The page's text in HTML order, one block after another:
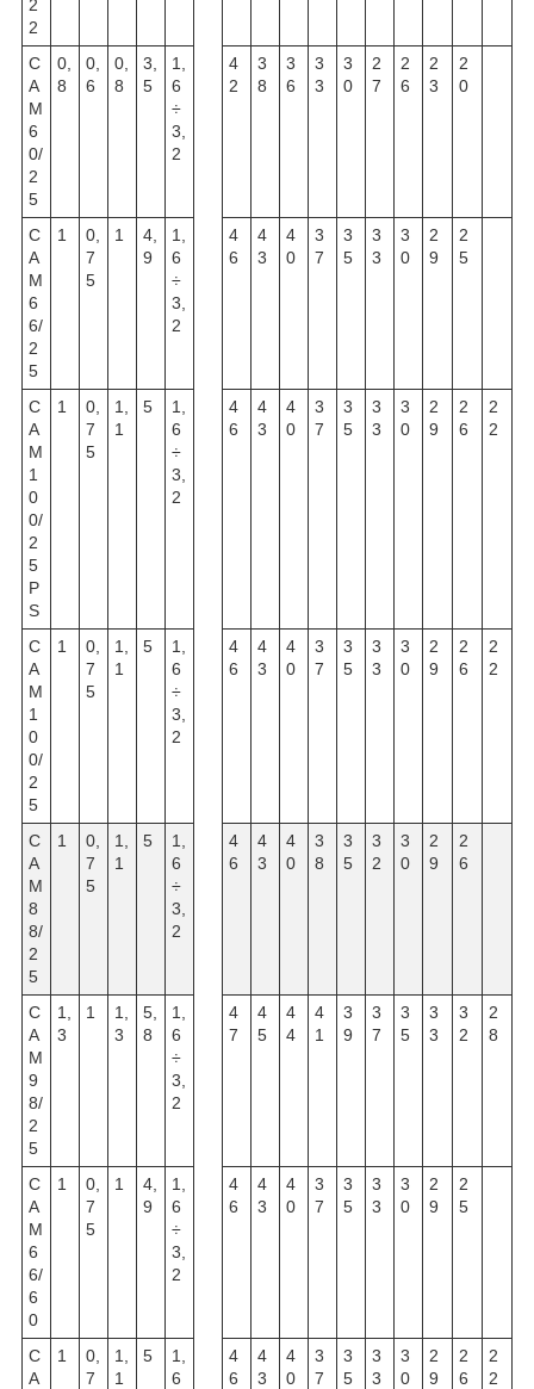
2
2
C
A
M
6
0/
2
5
0,
8
0,
6
0,
8
3,
5
1,
6
÷
3,
2
4
2
3
8
3
6
3
3
3
0
2
7
2
6
2
3
2
0
C
A
M
6
6/
2
5
1
0,
7
5
1
4,
9
1,
6
÷
3,
2
4
6
4
3
4
0
3
7
3
5
3
3
3
0
2
9
2
5
C
A
M
1
0
0/
2
5
P
S
1
0,
7
5
1,
1
5
1,
6
÷
3,
2
4
6
4
3
4
0
3
7
3
5
3
3
3
0
2
9
2
6
2
2
C
A
M
1
0
0/
2
5
1
0,
7
5
1,
1
5
1,
6
÷
3,
2
4
6
4
3
4
0
3
7
3
5
3
3
3
0
2
9
2
6
2
2
C
A
M
8
8/
2
5
1
0,
7
5
1,
1
5
1,
6
÷
3,
2
4
6
4
3
4
0
3
8
3
5
3
2
3
0
2
9
2
6
C
A
M
9
8/
2
5
1,
3
1
1,
3
5,
8
1,
6
÷
3,
2
4
7
4
5
4
4
4
1
3
9
3
7
3
5
3
3
3
2
2
8
C
A
M
6
6/
6
0
1
0,
7
5
1
4,
9
1,
6
÷
3,
2
4
6
4
3
4
0
3
7
3
5
3
3
3
0
2
9
2
5
C
A
1
0,
7
1,
1
5
1,
6
4
6
4
3
4
0
3
7
3
5
3
3
3
0
2
9
2
6
2
2